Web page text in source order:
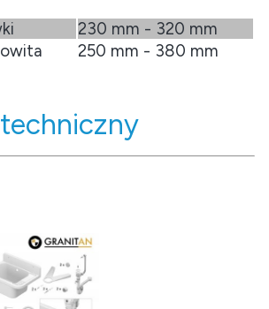
230 mm - 320 mm
250 mm - 380 mm